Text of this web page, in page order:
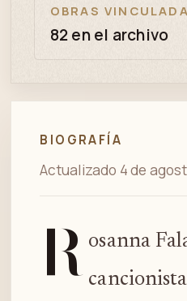
OBRAS
82 en el archivo
BIOGRAFÍA
Actualizado 4 de
R osanna
cancionista